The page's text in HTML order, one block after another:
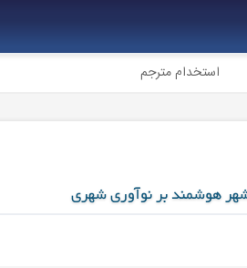
استخدام مترجم
هوشمند بر نوآوری شهری